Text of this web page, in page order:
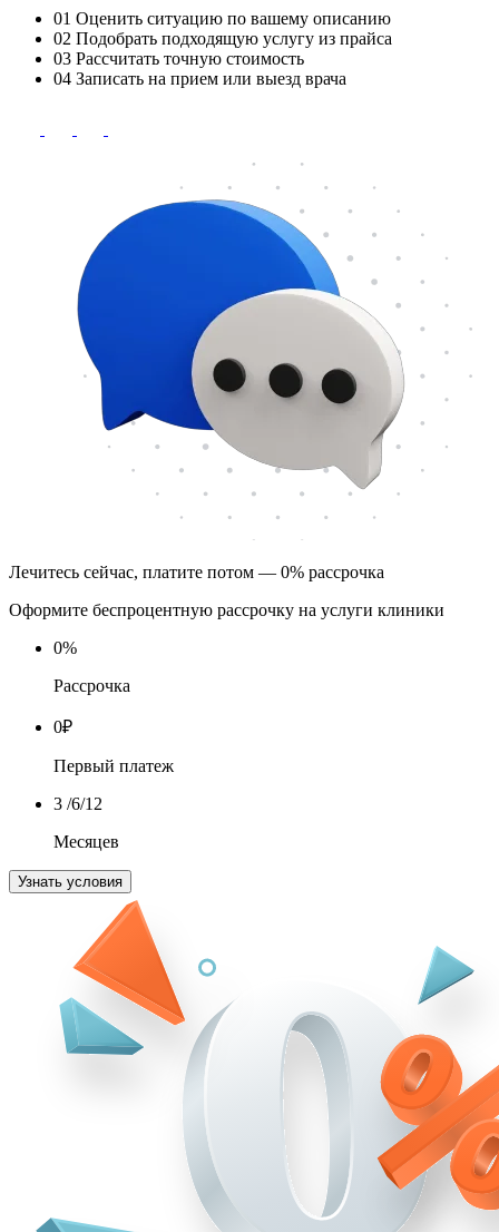
01 Оценить ситуацию по вашему описанию
02 Подобрать подходящую услугу из прайса
03 Рассчитать точную стоимость
04 Записать на прием или выезд врача
Лечитесь сейчас, платите потом — 0% рассрочка
Оформите беспроцентную рассрочку на услуги клиники
0%
Рассрочка
0₽
Первый платеж
3 /6/12
Месяцев
Узнать условия